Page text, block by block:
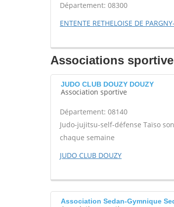
Département: 08300
ENTENTE RETHELOISE DE
Associations
JUDO CLUB DOUZY DOUZY
Association sportive
Département: 08140
Judo-jujitsu-self-défense Taïso
chaque semaine
JUDO CLUB DOUZY
Association Sedan-Gymnique